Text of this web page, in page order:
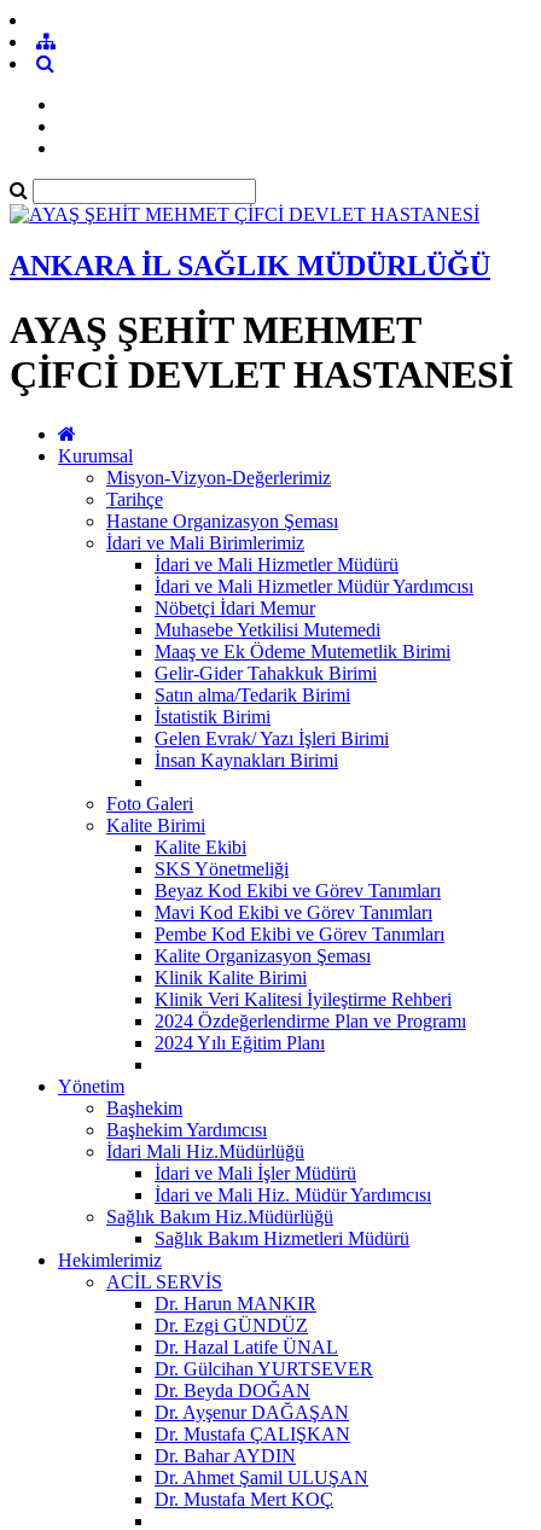
ANKARA İL SAĞLIK MÜDÜRLÜĞÜ
AYAŞ ŞEHİT MEHMET
ÇİFCİ DEVLET HASTANESİ
Kurumsal
Misyon-Vizyon-Değerlerimiz
Tarihçe
Hastane Organizasyon Şeması
İdari ve Mali Birimlerimiz
İdari ve Mali Hizmetler Müdürü
İdari ve Mali Hizmetler Müdür Yardımcısı
Nöbetçi İdari Memur
Muhasebe Yetkilisi Mutemedi
Maaş ve Ek Ödeme Mutemetlik Birimi
Gelir-Gider Tahakkuk Birimi
Satın alma/Tedarik Birimi
İstatistik Birimi
Gelen Evrak/ Yazı İşleri Birimi
İnsan Kaynakları Birimi
Foto Galeri
Kalite Birimi
Kalite Ekibi
SKS Yönetmeliği
Beyaz Kod Ekibi ve Görev Tanımları
Mavi Kod Ekibi ve Görev Tanımları
Pembe Kod Ekibi ve Görev Tanımları
Kalite Organizasyon Şeması
Klinik Kalite Birimi
Klinik Veri Kalitesi İyileştirme Rehberi
2024 Özdeğerlendirme Plan ve Programı
2024 Yılı Eğitim Planı
Yönetim
Başhekim
Başhekim Yardımcısı
İdari Mali Hiz.Müdürlüğü
İdari ve Mali İşler Müdürü
İdari ve Mali Hiz. Müdür Yardımcısı
Sağlık Bakım Hiz.Müdürlüğü
Sağlık Bakım Hizmetleri Müdürü
Hekimlerimiz
ACİL SERVİS
Dr. Harun MANKIR
Dr. Ezgi GÜNDÜZ
Dr. Hazal Latife ÜNAL
Dr. Gülcihan YURTSEVER
Dr. Beyda DOĞAN
Dr. Ayşenur DAĞAŞAN
Dr. Mustafa ÇALIŞKAN
Dr. Bahar AYDIN
Dr. Ahmet Şamil ULUŞAN
Dr. Mustafa Mert KOÇ